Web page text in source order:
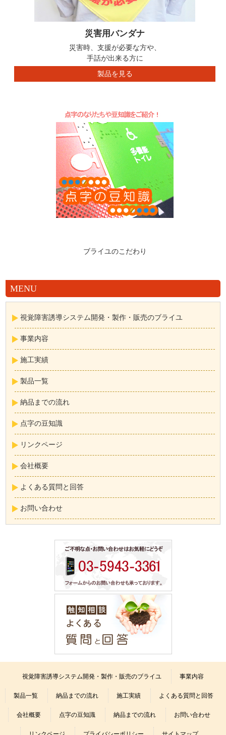
災害用バンダナ
災害時、支援が必要な方や、
手話が出来る方に
製品を見る
ブライユのこだわり
MENU
視覚障害誘導システム開発・製作・販売のブライユ
事業内容
施工実績
製品一覧
納品までの流れ
点字の豆知識
リンクページ
会社概要
よくある質問と回答
お問い合わせ
視覚障害誘導システム開発・製作・販売のブライユ 事業内容
製品一覧 納品までの流れ 施工実績 よくある質問と回答
会社概要 点字の豆知識 納品までの流れ お問い合わせ